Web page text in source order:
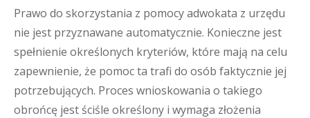
Prawo do skorzystania z pomocy adwokata z urzędu
nie jest przyznawane automatycznie. Konieczne jest
spełnienie określonych kryteriów, które mają na celu
zapewnienie, że pomoc ta trafi do osób faktycznie jej
potrzebujących. Proces wnioskowania o takiego
obrońcę jest ściśle określony i wymaga złożenia